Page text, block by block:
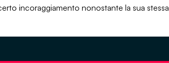
incoraggiamento nonostante la sua stessa